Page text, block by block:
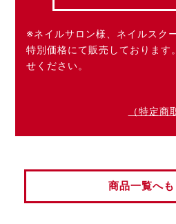
※ネイルサロン様、ネイルスク
特別価格にて販売しております
せください。
（特定商
商品一覧へも